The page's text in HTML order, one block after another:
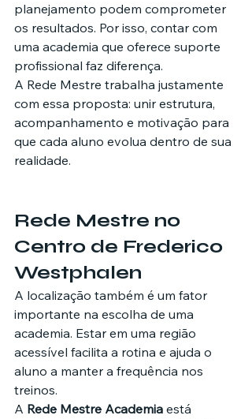
planejamento podem comprometer
os resultados. Por isso, contar com
uma academia que oferece suporte
profissional faz diferença.
A Rede Mestre trabalha justamente
com essa proposta: unir estrutura,
acompanhamento e motivação para
que cada aluno evolua dentro de sua
realidade.
Rede Mestre no
Centro de Frederico
Westphalen
A localização também é um fator
importante na escolha de uma
academia. Estar em uma região
acessível facilita a rotina e ajuda o
aluno a manter a frequência nos
treinos.
A Rede Mestre Academia está